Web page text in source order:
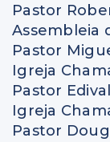
Pastor
Assembleia
Pastor
Igreja
Pastor
Igreja
Pastor